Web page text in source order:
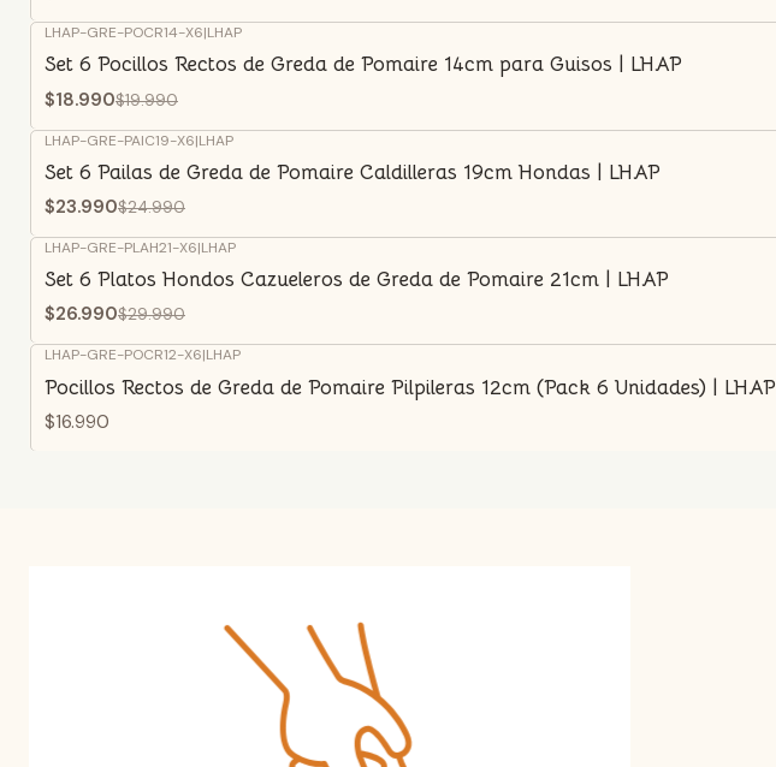
-5% OFF
LHAP-GRE-POCR14-X6|LHAP
Set 6 Pocillos Rectos de Greda de Pomaire 14cm para Guisos | LHAP
$18.990$19.990
-4% OFF
LHAP-GRE-PAIC19-X6|LHAP
Set 6 Pailas de Greda de Pomaire Caldilleras 19cm Hondas | LHAP
$23.990$24.990
-10%OFF
LHAP-GRE-PLAH21-X6|LHAP
Set 6 Platos Hondos Cazueleros de Greda de Pomaire 21cm | LHAP
$26.990$29.990
LHAP-GRE-POCR12-X6|LHAP
Pocillos Rectos de Greda de Pomaire Pilpileras 12cm (Pack 6 Unidades) | LHAP
$16.990